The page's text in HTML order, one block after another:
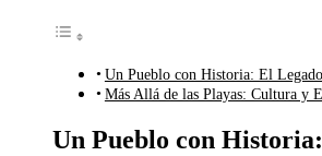
Un Pueblo con Historia: El
Más Allá de las Playas: Cultura y
Un Pueblo con